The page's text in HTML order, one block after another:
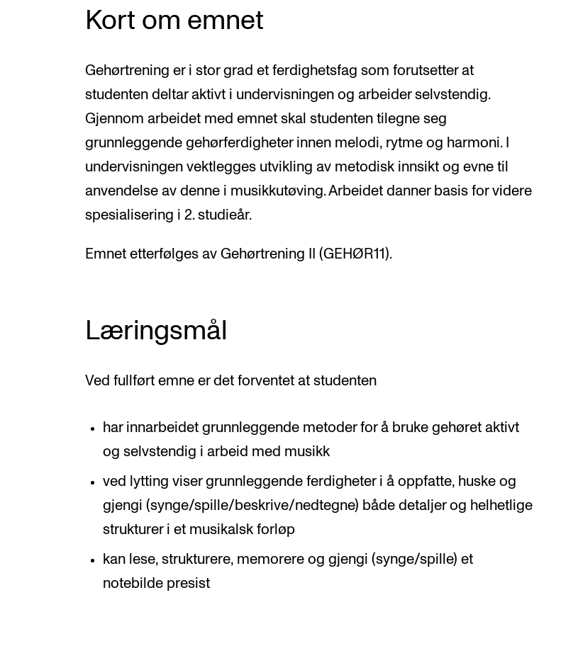
Kort om emnet
Gehørtrening er i stor grad et ferdighetsfag som forutsetter at
studenten deltar aktivt i undervisningen og arbeider selvstendig.
Gjennom arbeidet med emnet skal studenten tilegne seg
grunnleggende gehørferdigheter innen melodi, rytme og harmoni. I
undervisningen vektlegges utvikling av metodisk innsikt og evne til
anvendelse av denne i musikkutøving. Arbeidet danner basis for videre
spesialisering i 2. studieår.
Emnet etterfølges av Gehørtrening II (GEHØR11).
Læringsmål
Ved fullført emne er det forventet at studenten
har innarbeidet grunnleggende metoder for å bruke gehøret aktivt
og selvstendig i arbeid med musikk
ved lytting viser grunnleggende ferdigheter i å oppfatte, huske og
gjengi (synge/spille/beskrive/nedtegne) både detaljer og helhetlige
strukturer i et musikalsk forløp
kan lese, strukturere, memorere og gjengi (synge/spille) et
notebilde presist